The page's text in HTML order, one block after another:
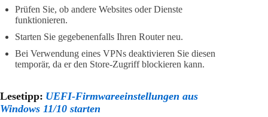
Prüfen Sie, ob andere Websites oder Dienste
funktionieren.
Starten Sie gegebenenfalls Ihren Router neu.
Bei Verwendung eines VPNs deaktivieren Sie diesen
temporär, da er den Store-Zugriff blockieren kann.
Lesetipp: UEFI-Firmwareeinstellungen aus
Windows 11/10 starten